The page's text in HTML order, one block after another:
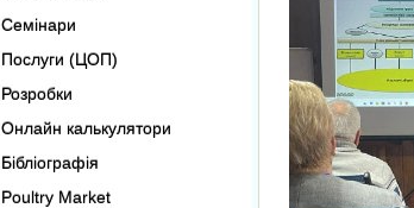
Семінари
Послуги (ЦОП)
Розробки
Онлайн калькулятори
Бібліографія
Poultry Market